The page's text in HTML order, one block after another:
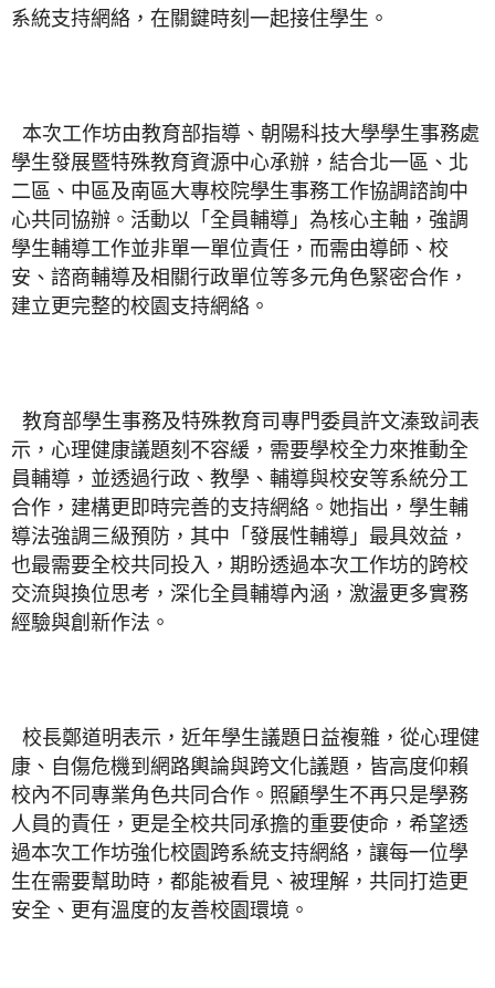
系統支持網絡，在關鍵時刻一起接住學生。
本次工作坊由教育部指導、朝陽科技大學學生事務處
學生發展暨特殊教育資源中心承辦，結合北一區、北
二區、中區及南區大專校院學生事務工作協調諮詢中
心共同協辦。活動以「全員輔導」為核心主軸，強調
學生輔導工作並非單一單位責任，而需由導師、校
安、諮商輔導及相關行政單位等多元角色緊密合作，
建立更完整的校園支持網絡。
教育部學生事務及特殊教育司專門委員許文溱致詞表
示，心理健康議題刻不容緩，需要學校全力來推動全
員輔導，並透過行政、教學、輔導與校安等系統分工
合作，建構更即時完善的支持網絡。她指出，學生輔
導法強調三級預防，其中「發展性輔導」最具效益，
也最需要全校共同投入，期盼透過本次工作坊的跨校
交流與換位思考，深化全員輔導內涵，激盪更多實務
經驗與創新作法。
校長鄭道明表示，近年學生議題日益複雜，從心理健
康、自傷危機到網路輿論與跨文化議題，皆高度仰賴
校內不同專業角色共同合作。照顧學生不再只是學務
人員的責任，更是全校共同承擔的重要使命，希望透
過本次工作坊強化校園跨系統支持網絡，讓每一位學
生在需要幫助時，都能被看見、被理解，共同打造更
安全、更有溫度的友善校園環境。